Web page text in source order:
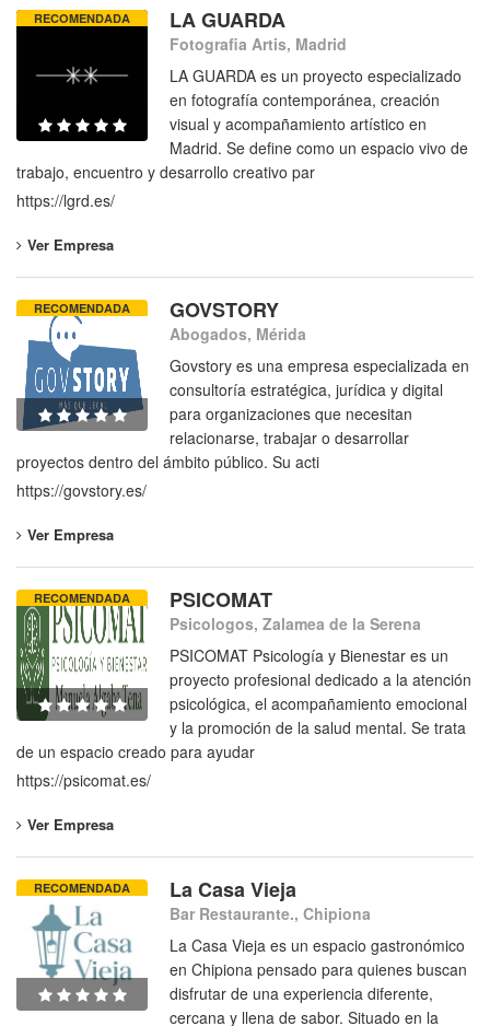
RECOMENDADA LA GUARDA
Fotografia Artis, Madrid
LA GUARDA es un proyecto especializado
en fotografía contemporánea, creación
visual y acompañamiento artístico en
Madrid. Se define como un espacio vivo de
trabajo, encuentro y desarrollo creativo par
https://lgrd.es/
Ver Empresa
RECOMENDADA GOVSTORY
Abogados, Mérida
Govstory es una empresa especializada en
consultoría estratégica, jurídica y digital
para organizaciones que necesitan
relacionarse, trabajar o desarrollar
proyectos dentro del ámbito público. Su acti
https://govstory.es/
Ver Empresa
RECOMENDADA PSICOMAT
Psicologos, Zalamea de la Serena
PSICOMAT Psicología y Bienestar es un
proyecto profesional dedicado a la atención
psicológica, el acompañamiento emocional
y la promoción de la salud mental. Se trata
de un espacio creado para ayudar
https://psicomat.es/
Ver Empresa
RECOMENDADA La Casa Vieja
Bar Restaurante., Chipiona
La Casa Vieja es un espacio gastronómico
en Chipiona pensado para quienes buscan
disfrutar de una experiencia diferente,
cercana y llena de sabor. Situado en la